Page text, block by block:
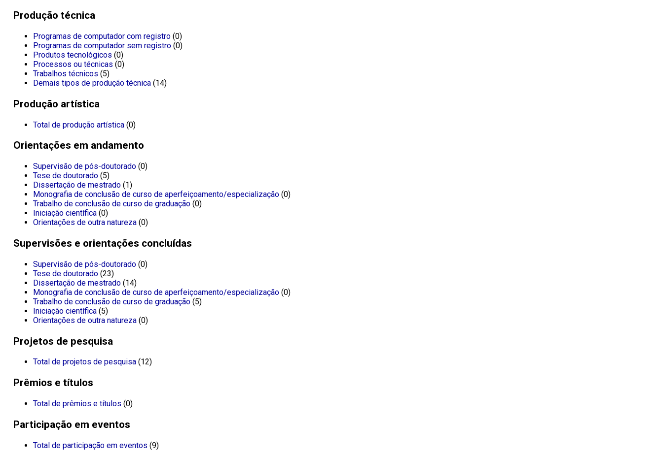
Produção técnica
Programas de computador com registro(0)
Programas de computador sem registro(0)
Produtos tecnológicos (0)
Processos ou técnicas (0)
Trabalhos técnicos (5)
Demais tipos de produção técnica(14)
Produção artística
Total de produção artística(0)
Orientações em andamento
Supervisão de pós-doutorado(0)
Tese de doutorado(5)
Dissertação de mestrado(1)
Monografia de conclusão de curso de aperfeiçoamento/especialização(0)
Trabalho de conclusão de curso de graduação(0)
Iniciação científica(0)
Orientações de outra natureza(0)
Supervisões e orientações concluídas
Supervisão de pós-doutorado(0)
Tese de doutorado(23)
Dissertação de mestrado(14)
Monografia de conclusão de curso de aperfeiçoamento/especialização(0)
Trabalho de conclusão de curso de graduação(5)
Iniciação científica(5)
Orientações de outra natureza(0)
Projetos de pesquisa
Total de projetos de pesquisa(12)
Prêmios e títulos
Total de prêmios e títulos (0)
Participação em eventos
Total de participação em eventos (9)